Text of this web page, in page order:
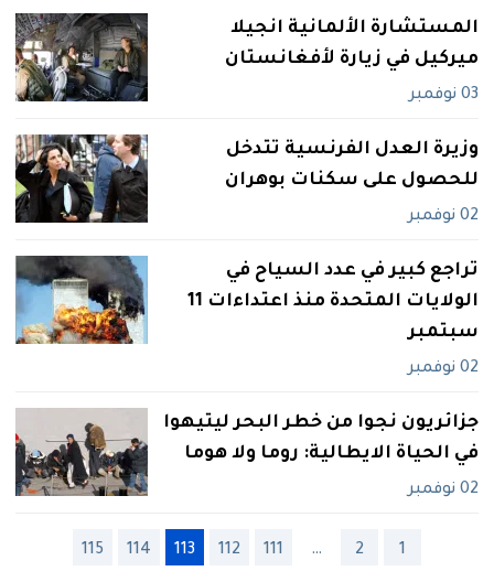
المستشارة الألمانية انجيلا
ميركيل في زيارة لأفغانستان
03 نوفمبر
وزيرة العدل الفرنسية تتدخل
للحصول على سكنات بوهران
02 نوفمبر
تراجع كبير في عدد السياح في
الولايات المتحدة منذ اعتداءات 11
سبتمبر
02 نوفمبر
جزائريون نجوا من خطر البحر ليتيهوا
في الحياة الايطالية: روما ولا هوما
02 نوفمبر
1
2
…
111
112
113
114
115